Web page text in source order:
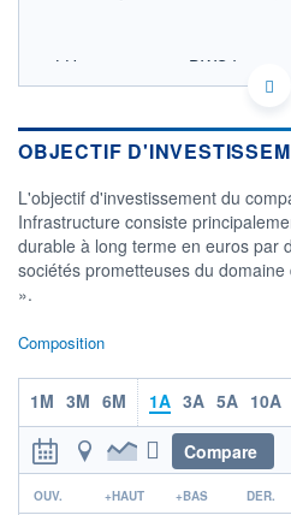
LU1277647191 - DWS
OPCVM DERNIER COURS
03/12
Actions Secteur Autres
FONDS PARTENAIRES
TARIFS PRIVILÉGIÉS 0%
ÉLIGIBILITÉ
PEA PEA-PME
CTO BUSINESS
OBJECTIF
L'objectif d'investissement du
Infrastructure consiste
durable à long terme en euros par
sociétés prometteuses du
».
Composition
1M 3M 6M 1A 3A 5A 10A
Compare
r
OUV. +HAUT +BAS DER.